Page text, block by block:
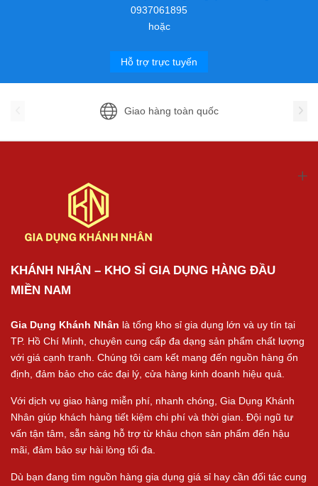
0937061895
hoặc
Hỗ trợ trực tuyến
Giao hàng toàn quốc
KHÁNH NHÂN – KHO SỈ GIA DỤNG HÀNG ĐẦU
MIỀN NAM
Gia Dụng Khánh Nhân là tổng kho sỉ gia dụng lớn và uy tín tại
TP. Hồ Chí Minh, chuyên cung cấp đa dạng sản phẩm chất lượng
với giá cạnh tranh. Chúng tôi cam kết mang đến nguồn hàng ổn
định, đảm bảo cho các đại lý, cửa hàng kinh doanh hiệu quả.
Với dịch vụ giao hàng miễn phí, nhanh chóng, Gia Dụng Khánh
Nhân giúp khách hàng tiết kiệm chi phí và thời gian. Đội ngũ tư
vấn tận tâm, sẵn sàng hỗ trợ từ khâu chọn sản phẩm đến hậu
mãi, đảm bảo sự hài lòng tối đa.
Dù bạn đang tìm nguồn hàng gia dụng giá sỉ hay cần đối tác cung